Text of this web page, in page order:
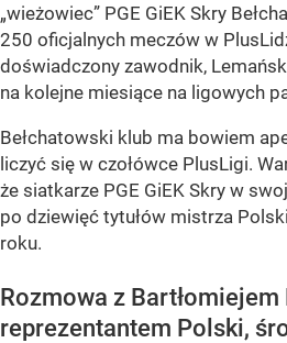
„wieżowiec” PGE GiEK Skry
250 oficjalnych meczów w
doświadczony zawodnik,
na kolejne miesiące na ligowych
Bełchatowski klub ma bowiem
liczyć się w czołówce PlusLigi.
że siatkarze PGE GiEK Skry w
po dziewięć tytułów mistrza
roku.
Rozmowa z Bartłomiejem
reprezentantem Polski,